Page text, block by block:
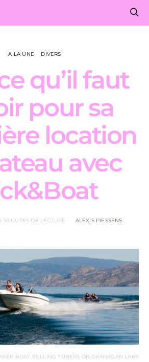
A LA UNE DIVERS
qu’il faut
pour sa
location
avec
MINUTES DE LECTURE ALEXIS PIESSENS
BOAT PULLING TUBERS ON OKANAGAN LAKE